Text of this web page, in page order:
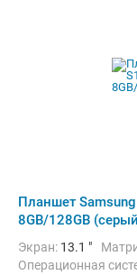
Планшет Samsung
8GB/128GB
Экран: 13.1 "
Операционная